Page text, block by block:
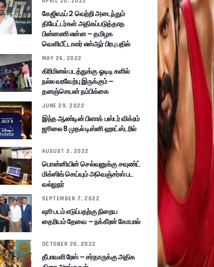
கேஜிஎஃப் 2 வெற்றி அடைந்தும்
தியேட்டர்கள் அதிகப்படுத்தாத
பின்னணி என்ன – தமிழக
வெளியீட்டாளர் எஸ்ஆர் பிரபு பதில்
MAY 26, 2022
கிரிமினல் படத்துக்கு ஓடிடி களில்
நல்ல வரவேற்பு இருக்கும் –
தனஞ்செயன் நம்பிக்கை
JUNE 29, 2022
இந்த ஆண்டின் பிளாக் பஸ்டர் விக்ரம்
ஜூலை 8 முதல் டிஸ்னி ஹாட்ஸ்டரில்
AUGUST 2, 2022
பொன்னியின் செல்வனுக்கு சவுண்ட்
மிக்ஸிங் செய்யும் அவெஞ்சர்ஸ் பட
வல்லுநர்
SEPTEMBER 7, 2022
ஷூ படம் எடுப்பதற்கு நிறைய
தைரியம் தேவை – நக்கீரன் கோபால்
OCTOBER 20, 2022
தீபாவளி ரேஸ் – சர்தாருக்கு அதிக